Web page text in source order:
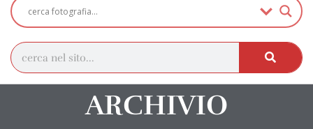
ARCHIVIO